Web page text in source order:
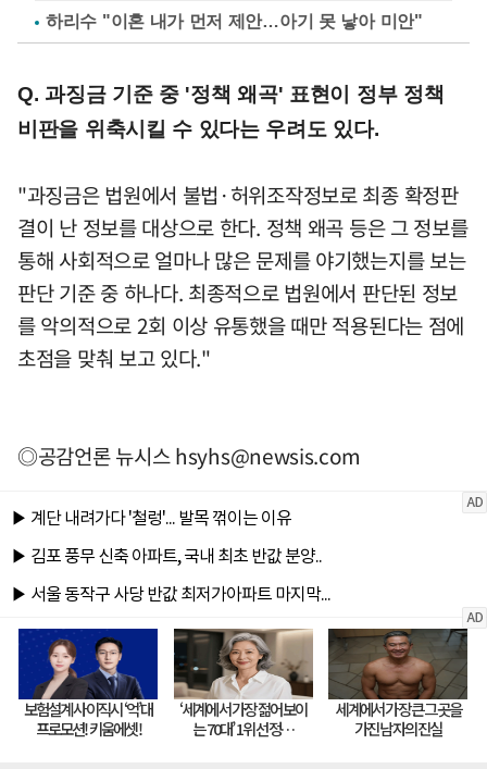
하리수 "이혼 내가 먼저 제안…아기 못 낳아 미안"
Q. 과징금 기준 중 '정책 왜곡' 표현이 정부 정책
비판을 위축시킬 수 있다는 우려도 있다.
"과징금은 법원에서 불법·허위조작정보로 최종 확정판
결이 난 정보를 대상으로 한다. 정책 왜곡 등은 그 정보를
통해 사회적으로 얼마나 많은 문제를 야기했는지를 보는
판단 기준 중 하나다. 최종적으로 법원에서 판단된 정보
를 악의적으로 2회 이상 유통했을 때만 적용된다는 점에
초점을 맞춰 보고 있다."
◎공감언론 뉴시스hsyhs@newsis.com